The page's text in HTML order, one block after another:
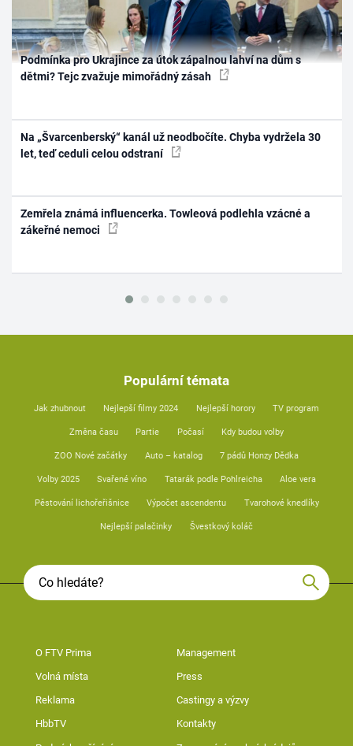
Podmínka pro Ukrajince za útok zápalnou lahví na dům s
dětmi? Tejc zvažuje mimořádný zásah
Na „Švarcenberský“ kanál už neodbočíte. Chyba vydržela 30
let, teď ceduli celou odstraní
Zemřela známá influencerka. Towleová podlehla vzácné a
zákeřné nemoci
Populární témata
Jak zhubnout Nejlepší filmy 2024 Nejlepší horory TV program
Změna času Partie Počasí Kdy budou volby
ZOO Nové začátky Auto – katalog 7 pádů Honzy Dědka
Volby 2025 Svařené víno Tatarák podle Pohlreicha Aloe vera
Pěstování lichořeřišnice Výpočet ascendentu Tvarohové knedlíky
Nejlepší palačinky Švestkový koláč
O FTV Prima Management
Volná místa Press
Reklama Castingy a výzvy
HbbTV Kontakty